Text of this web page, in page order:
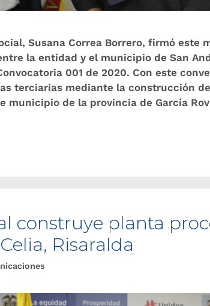
Susana Correa Borrero, firmó este
la entidad y el municipio de San
001 de 2020. Con este
terciarias mediante la construcción
municipio de la provincia de García
construye planta
Risaralda